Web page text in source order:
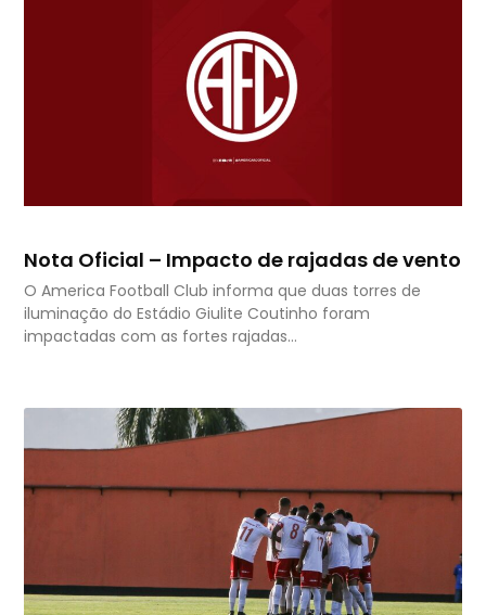
Nota Oficial – Impacto de rajadas de vento
O America Football Club informa que duas torres de
iluminação do Estádio Giulite Coutinho foram
impactadas com as fortes rajadas…